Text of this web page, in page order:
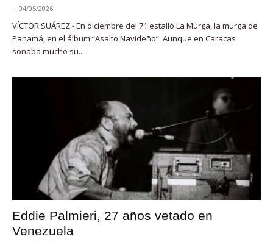
- 04/05/2026
VÍCTOR SUÁREZ - En diciembre del 71 estalló La Murga, la murga de
Panamá, en el álbum “Asalto Navideño”. Aunque en Caracas
sonaba mucho su...
Eddie Palmieri, 27 años vetado en
Venezuela